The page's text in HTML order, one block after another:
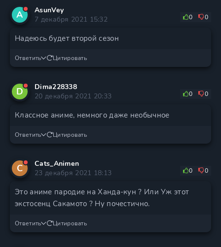
A
AsunVey
7 декабря 2021 15:32
0 0
Надеюсь будет второй сезон
Ответить Цитировать
D
Dima228338
20 декабря 2021 20:33
0 0
Классное аниме, немного даже необычное
Ответить Цитировать
C
Cats_Animen
23 декабря 2021 18:13
0 0
Это аниме пародие на Ханда-кун ? Или Уж этот
экстосенц Сакамото ? Ну почестично.
Ответить Цитировать